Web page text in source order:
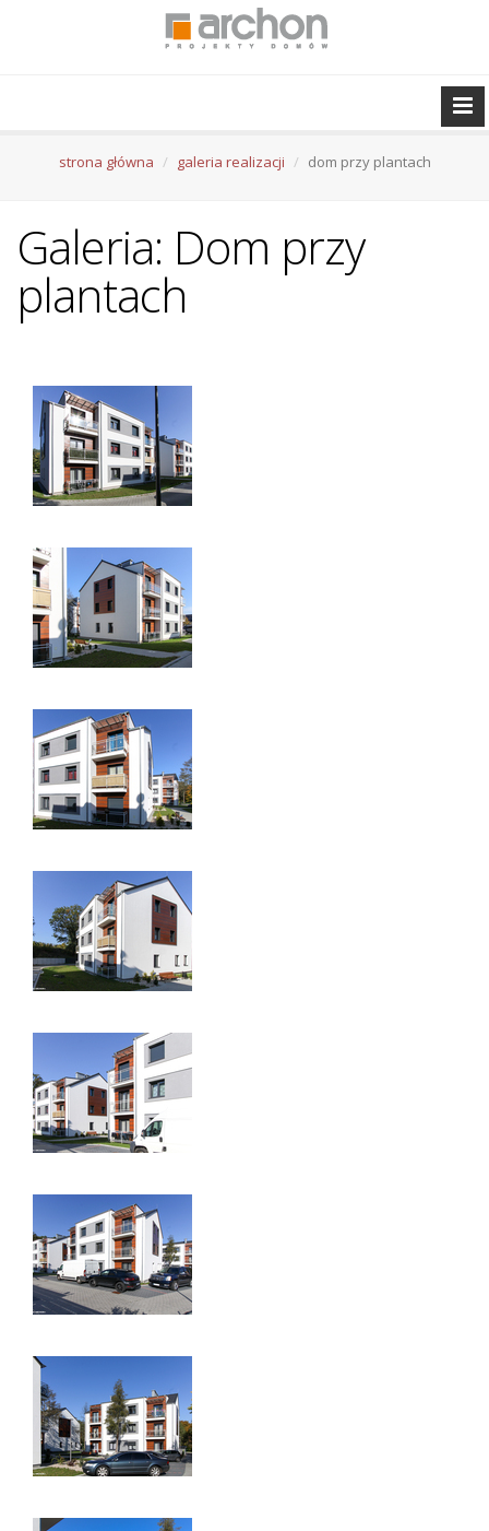
strona główna galeria realizacji dom przy plantach
Galeria: Dom przy
plantach